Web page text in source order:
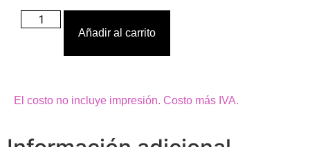
Añadir al carrito
El costo no incluye impresión. Costo más IVA.